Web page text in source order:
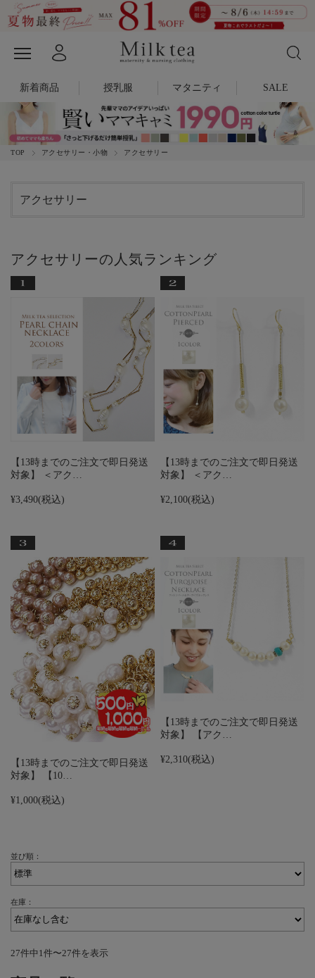
新着商品 授乳服 マタニティ SALE
TOP アクセサリー・小物 アクセサリー
アクセサリー
アクセサリーの人気ランキング
【13時までのご注文で即日発送
対象】 ＜アク…
¥3,490(税込)
【13時までのご注文で即日発送
対象】 ＜アク…
¥2,100(税込)
【13時までのご注文で即日発送
対象】 【10…
¥1,000(税込)
【13時までのご注文で即日発送
対象】 【アク…
¥2,310(税込)
並び順：
在庫：
27件中1件〜27件を表示